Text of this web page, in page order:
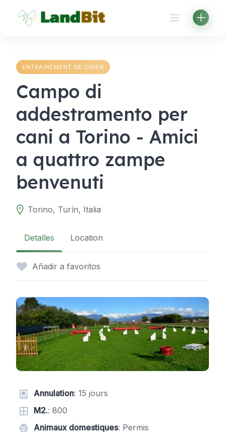
contenu
ENTRAINEMENT DE CHIEN
Campo di
addestramento per
cani a Torino - Amici
a quattro zampe
benvenuti
Torino, Turín, Italia
Detalles Location
Añadir a favoritos
Annulation: 15 jours
M2.: 800
Animaux domestiques: Permis